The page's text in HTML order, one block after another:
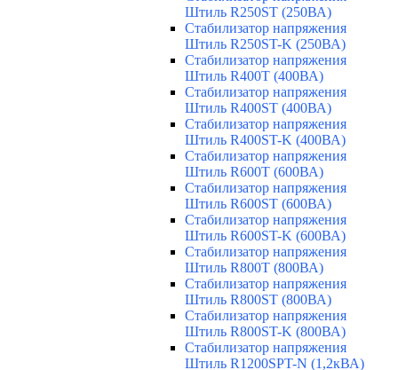
Штиль R250ST (250ВА)
Стабилизатор напряжения
Штиль R250ST-K (250ВА)
Стабилизатор напряжения
Штиль R400T (400ВА)
Стабилизатор напряжения
Штиль R400ST (400ВА)
Стабилизатор напряжения
Штиль R400ST-K (400ВА)
Стабилизатор напряжения
Штиль R600T (600ВА)
Стабилизатор напряжения
Штиль R600ST (600ВА)
Стабилизатор напряжения
Штиль R600ST-K (600ВА)
Стабилизатор напряжения
Штиль R800T (800ВА)
Стабилизатор напряжения
Штиль R800ST (800ВА)
Стабилизатор напряжения
Штиль R800ST-K (800ВА)
Стабилизатор напряжения
Штиль R1200SPT-N (1,2кВА)